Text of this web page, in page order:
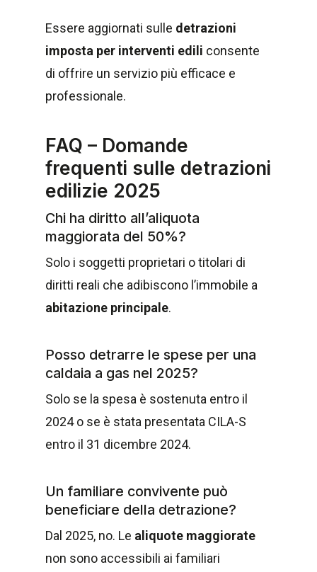
Essere aggiornati sulle detrazioni
imposta per interventi edili consente
di offrire un servizio più efficace e
professionale.
FAQ – Domande
frequenti sulle detrazioni
edilizie 2025
Chi ha diritto all’aliquota
maggiorata del 50%?
Solo i soggetti proprietari o titolari di
diritti reali che adibiscono l’immobile a
abitazione principale.
Posso detrarre le spese per una
caldaia a gas nel 2025?
Solo se la spesa è sostenuta entro il
2024 o se è stata presentata CILA-S
entro il 31 dicembre 2024.
Un familiare convivente può
beneficiare della detrazione?
Dal 2025, no. Le aliquote maggiorate
non sono accessibili ai familiari